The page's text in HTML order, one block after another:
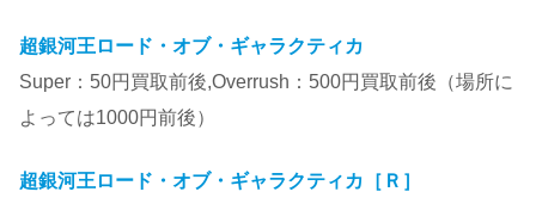
超銀河王ロード・オブ・ギャラクティカ
Super：50円買取前後,Overrush：500円買取前後（場所に
よっては1000円前後）
超銀河王ロード・オブ・ギャラクティカ［Ｒ］